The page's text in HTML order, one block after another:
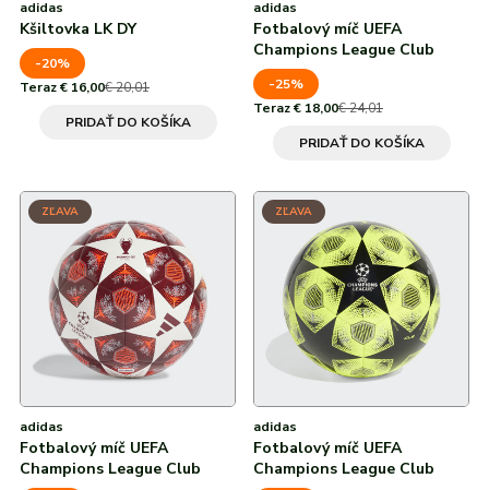
adidas
Kšiltovka LK DY
-20%
Teraz € 16,00€ 20,01
PRIDAŤ DO KOŠÍKA
adidas
Fotbalový míč UEFA
Champions League Club
-25%
Teraz € 18,00€ 24,01
PRIDAŤ DO KOŠÍKA
ZĽAVA
adidas
Fotbalový míč UEFA
Champions League Club
ZĽAVA
adidas
Fotbalový míč UEFA
Champions League Club